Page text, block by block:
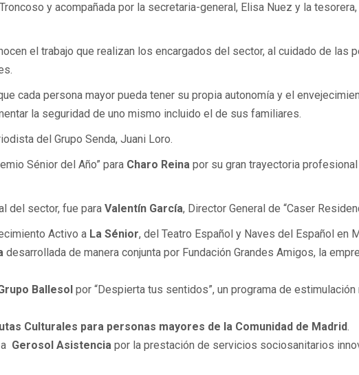
y acompañada por la secretaria-general, Elisa Nuez y la
el trabajo que realizan los encargados del sector, al cuidado de las
cada persona mayor pueda tener su propia autonomía y el
la seguridad de uno mismo incluido el de sus familiares.
del Grupo Senda, Juani Loro.
Sénior del Año” para Charo Reina por su gran trayectoria
del sector, fue para Valentín García, Director General de “Caser
Activo a La Sénior, del Teatro Español y Naves del Español en
desarrollada de manera conjunta por Fundación Grandes Amigos, la
Ballesol por “Despierta tus sentidos”, un programa de
Culturales para personas mayores de la Comunidad de Madrid.
Gerosol Asistencia por la prestación de servicios sociosanitarios